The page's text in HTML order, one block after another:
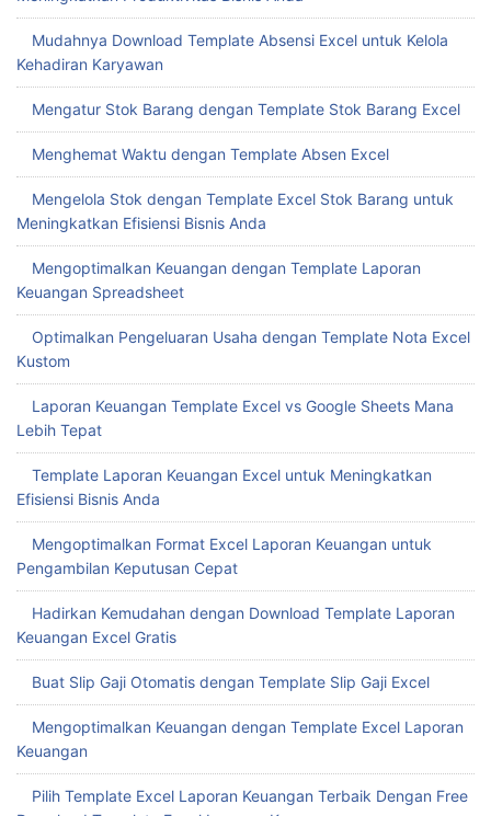
Mudahnya Download Template Absensi Excel untuk Kelola
Kehadiran Karyawan
Mengatur Stok Barang dengan Template Stok Barang Excel
Menghemat Waktu dengan Template Absen Excel
Mengelola Stok dengan Template Excel Stok Barang untuk
Meningkatkan Efisiensi Bisnis Anda
Mengoptimalkan Keuangan dengan Template Laporan
Keuangan Spreadsheet
Optimalkan Pengeluaran Usaha dengan Template Nota Excel
Kustom
Laporan Keuangan Template Excel vs Google Sheets Mana
Lebih Tepat
Template Laporan Keuangan Excel untuk Meningkatkan
Efisiensi Bisnis Anda
Mengoptimalkan Format Excel Laporan Keuangan untuk
Pengambilan Keputusan Cepat
Hadirkan Kemudahan dengan Download Template Laporan
Keuangan Excel Gratis
Buat Slip Gaji Otomatis dengan Template Slip Gaji Excel
Mengoptimalkan Keuangan dengan Template Excel Laporan
Keuangan
Pilih Template Excel Laporan Keuangan Terbaik Dengan Free